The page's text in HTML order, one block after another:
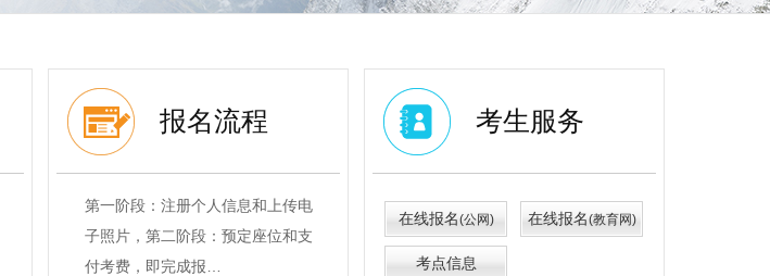
报名流程
第一阶段：注册个人信息和上传电
子照片，第二阶段：预定座位和支
付考费，即完成报…
考生服务
在线报名(公网) 在线报名(教育网)
考点信息